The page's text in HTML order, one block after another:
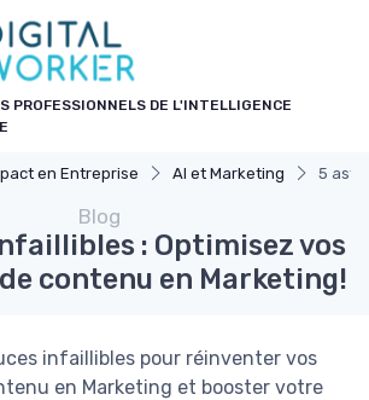
PROFESSIONNELS DE L'INTELLIGENCE
en Entreprise AI et Marketing 5
Blog
: Optimisez vos
contenu en Marketing!
infaillibles pour réinventer vos
en Marketing et booster votre